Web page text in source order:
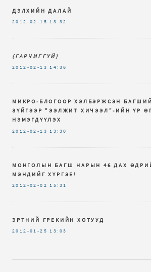
ДЭЛХИЙН ДАЛАЙ
2012-02-15 13:32
(ГАРЧИГГҮЙ)
2012-02-13 14:36
МИКРО-БЛОГООР ХЭЛБЭРЖСЭН
ЗҮЙГЭЭР "ЭЭЛЖИТ ХИЧЭЭЛ"-ИЙН ҮР
НЭМЭГДҮҮЛЭХ
2012-02-13 13:30
МОНГОЛЫН БАГШ НАРЫН 46 ДАХ
МЭНДИЙГ ХҮРГЭЕ!
2012-02-02 15:31
ЭРТНИЙ ГРЕКИЙН ХОТУУД
2012-01-25 13:03